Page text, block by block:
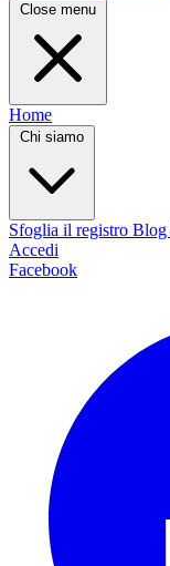
Close menu
Home
Chi siamo
Sfoglia il registro Blog
Accedi
Facebook